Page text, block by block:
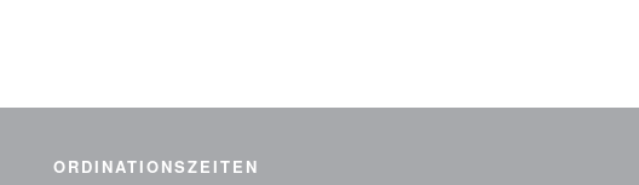
ORDINATIONSZEITEN